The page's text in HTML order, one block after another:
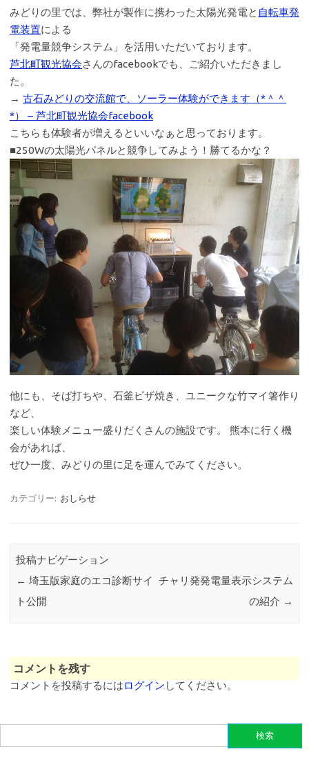
みどりの里では、弊社が製作に携わった太陽光発電と 自転車発
電装置による
「発電量競争システム」を活用いただいております。
芦北町観光協会さんのfacebookでも、ご紹介いただきまし
た。
→ 古石みどりの交流館で、ソーラー体験ができます（*＾＾
*） – 芦北町観光協会facebook
こちらも体験者が増えるといいなぁと思っております。
■250Wの太陽光パネルと競争してみよう！勝てるかな？
他にも、そば打ちや、石釜ピザ焼き、ユニークな竹マイ箸作り
など、
楽しい体験メニュー盛りだくさんの施設です。 熊本に行く機
会があれば、
ぜひ一度、みどりの里に足を運んでみてください。
カテゴリー: おしらせ
投稿ナビゲーション
← 埼玉版家庭のエコ診断サイ
ト公開
チャリ発発電量表示システム
の紹介 →
コメントを残す
コメントを投稿するにはログイン してください。
索: